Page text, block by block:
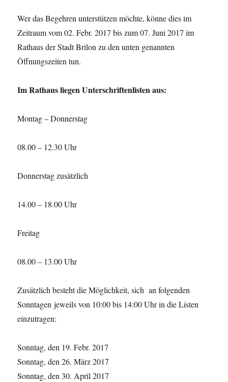
Wer das Begehren unterstützen möchte, könne dies im
Zeitraum vom 02. Febr. 2017 bis zum 07. Juni 2017 im
Rathaus der Stadt Brilon zu den unten genannten
Öffnungszeiten tun.
Im Rathaus liegen Unterschriftenlisten aus:
Montag – Donnerstag
08.00 – 12.30 Uhr
Donnerstag zusätzlich
14.00 – 18.00 Uhr
Freitag
08.00 – 13.00 Uhr
Zusätzlich besteht die Möglichkeit, sich an folgenden
Sonntagen jeweils von 10:00 bis 14:00 Uhr in die Listen
einzutragen:
Sonntag, den 19. Febr. 2017
Sonntag, den 26. März 2017
Sonntag, den 30. April 2017